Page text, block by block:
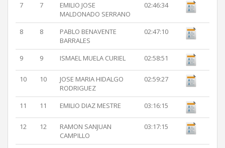
7 7
EMILIO JOSE
MALDONADO SERRANO
02:46:34
8 8
PABLO BENAVENTE
BARRALES
02:47:10
9 9 ISMAEL MUELA CURIEL 02:58:51
10 10
JOSE MARIA HIDALGO
RODRIGUEZ
02:59:27
11 11 EMILIO DIAZ MESTRE 03:16:15
12 12
RAMON SANJUAN
CAMPILLO
03:17:15